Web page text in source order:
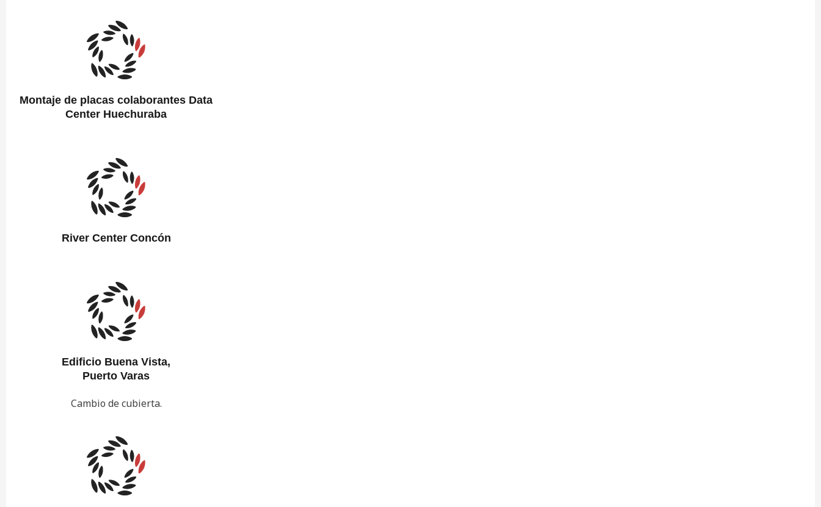
Montaje de placas colaborantes Data
Center Huechuraba
River Center Concón
Edificio Buena Vista,
Puerto Varas
Cambio de cubierta.